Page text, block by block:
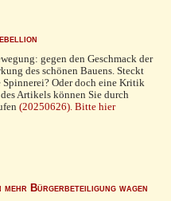
gegen den Geschmack der
des schönen Bauens. Steckt
Oder doch eine Kritik
Artikels können Sie durch
(20250626). Bitte hier
Bürgerbeteiligung wagen